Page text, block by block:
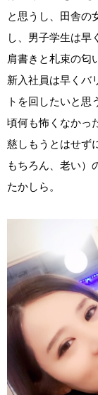
と思うし、田舎の
し、男子学生は早
肩書きと札束の匂
新入社員は早くバ
トを回したいと
頃何も怖くなかっ
慈しもうとはせず
もちろん、老い）
たかしら。